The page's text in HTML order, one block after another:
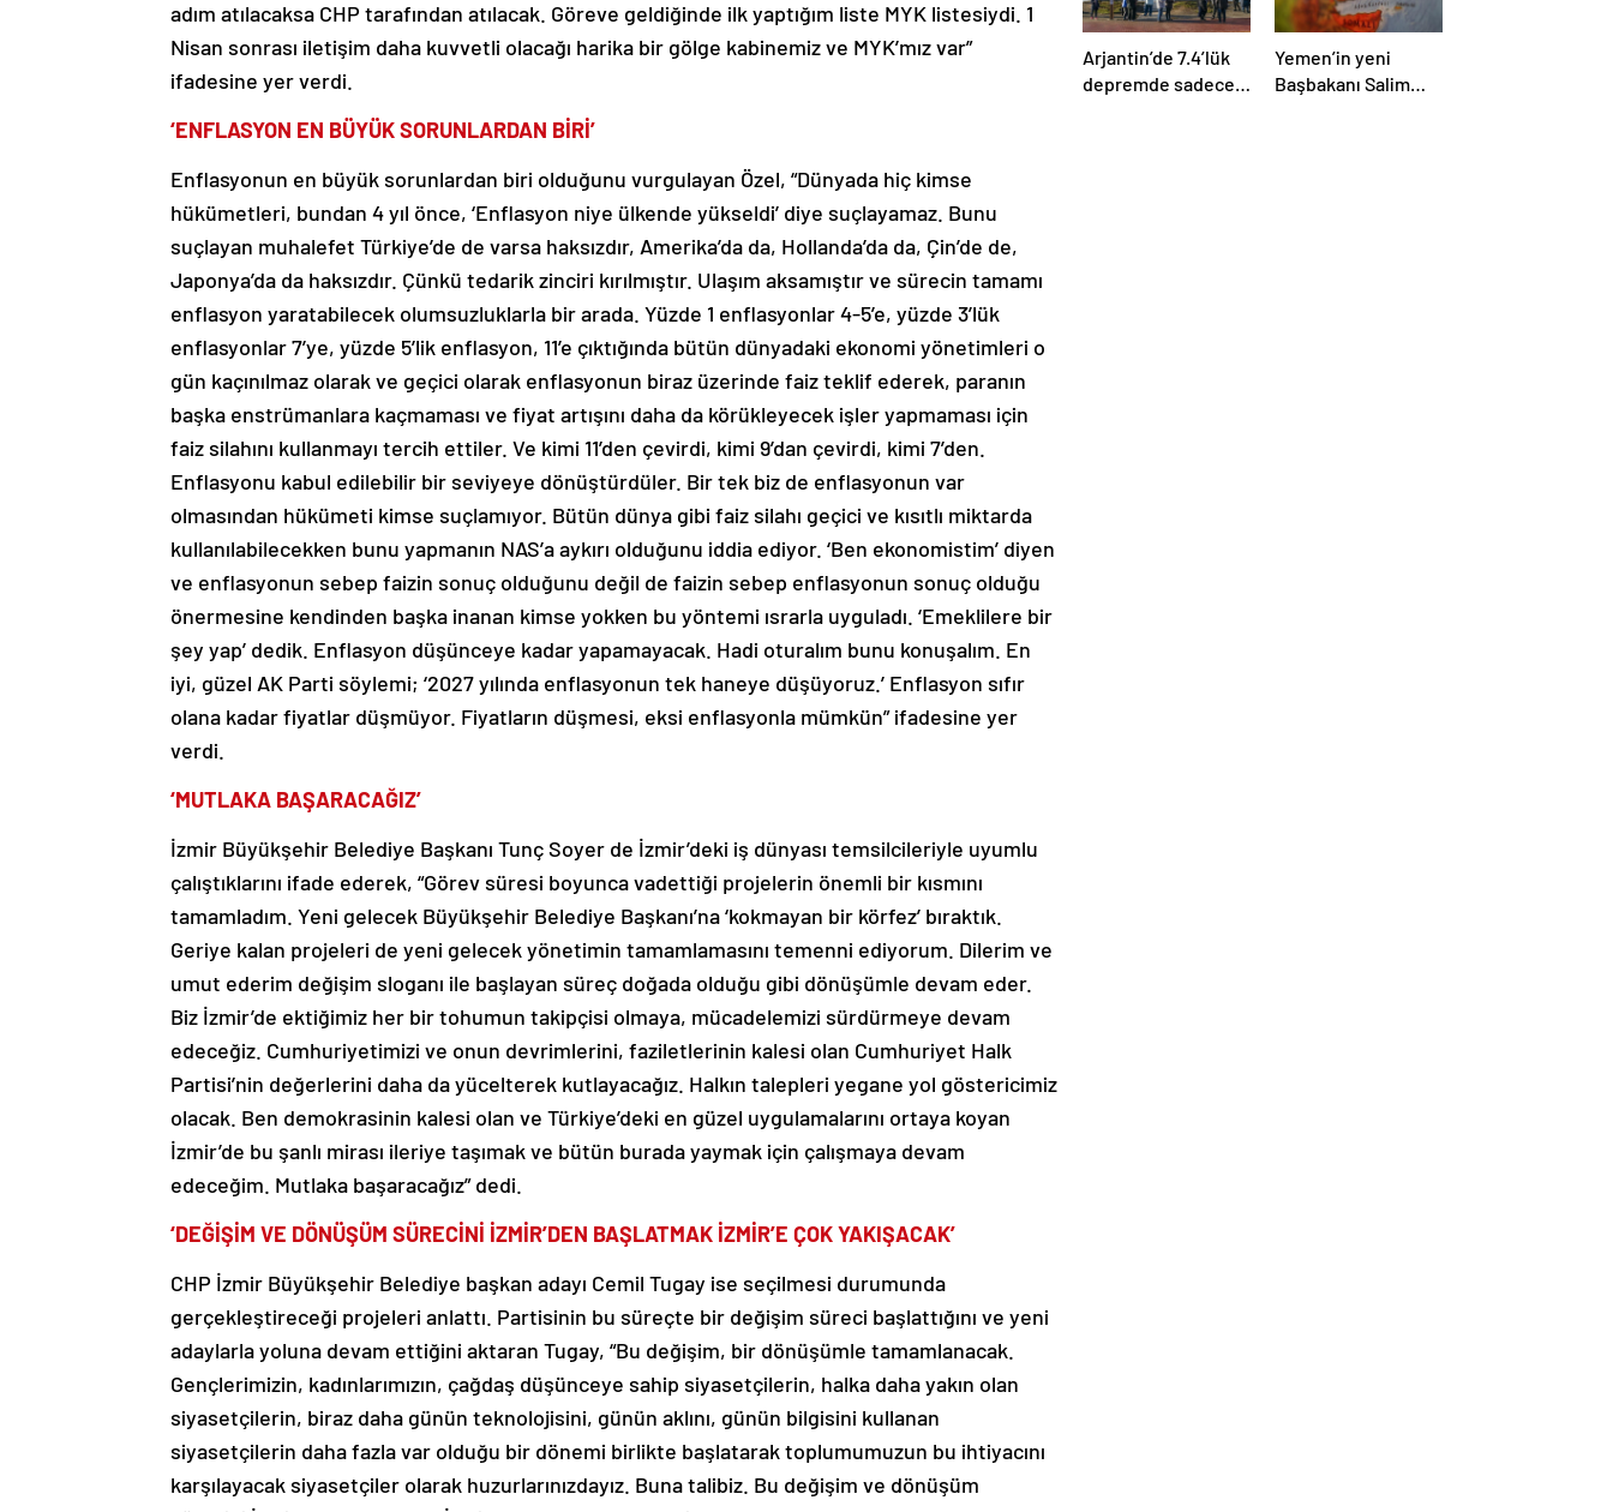
adım atılacaksa CHP tarafından atılacak. Göreve geldiğinde ilk yaptığım liste MYK listesiydi. 1
Nisan sonrası iletişim daha kuvvetli olacağı harika bir gölge kabinemiz ve MYK’mız var”
ifadesine yer verdi.
‘ENFLASYON EN BÜYÜK SORUNLARDAN BİRİ’
Enflasyonun en büyük sorunlardan biri olduğunu vurgulayan Özel, “Dünyada hiç kimse
hükümetleri, bundan 4 yıl önce, ‘Enflasyon niye ülkende yükseldi’ diye suçlayamaz. Bunu
suçlayan muhalefet Türkiye’de de varsa haksızdır, Amerika’da da, Hollanda’da da, Çin’de de,
Japonya’da da haksızdır. Çünkü tedarik zinciri kırılmıştır. Ulaşım aksamıştır ve sürecin tamamı
enflasyon yaratabilecek olumsuzluklarla bir arada. Yüzde 1 enflasyonlar 4-5’e, yüzde 3’lük
enflasyonlar 7’ye, yüzde 5’lik enflasyon, 11’e çıktığında bütün dünyadaki ekonomi yönetimleri o
gün kaçınılmaz olarak ve geçici olarak enflasyonun biraz üzerinde faiz teklif ederek, paranın
başka enstrümanlara kaçmaması ve fiyat artışını daha da körükleyecek işler yapmaması için
faiz silahını kullanmayı tercih ettiler. Ve kimi 11’den çevirdi, kimi 9’dan çevirdi, kimi 7’den.
Enflasyonu kabul edilebilir bir seviyeye dönüştürdüler. Bir tek biz de enflasyonun var
olmasından hükümeti kimse suçlamıyor. Bütün dünya gibi faiz silahı geçici ve kısıtlı miktarda
kullanılabilecekken bunu yapmanın NAS’a aykırı olduğunu iddia ediyor. ‘Ben ekonomistim’ diyen
ve enflasyonun sebep faizin sonuç olduğunu değil de faizin sebep enflasyonun sonuç olduğu
önermesine kendinden başka inanan kimse yokken bu yöntemi ısrarla uyguladı. ‘Emeklilere bir
şey yap’ dedik. Enflasyon düşünceye kadar yapamayacak. Hadi oturalım bunu konuşalım. En
iyi, güzel AK Parti söylemi; ‘2027 yılında enflasyonun tek haneye düşüyoruz.’ Enflasyon sıfır
olana kadar fiyatlar düşmüyor. Fiyatların düşmesi, eksi enflasyonla mümkün” ifadesine yer
verdi.
‘MUTLAKA BAŞARACAĞIZ’
İzmir Büyükşehir Belediye Başkanı Tunç Soyer de İzmir’deki iş dünyası temsilcileriyle uyumlu
çalıştıklarını ifade ederek, “Görev süresi boyunca vadettiği projelerin önemli bir kısmını
tamamladım. Yeni gelecek Büyükşehir Belediye Başkanı’na ‘kokmayan bir körfez’ bıraktık.
Geriye kalan projeleri de yeni gelecek yönetimin tamamlamasını temenni ediyorum. Dilerim ve
umut ederim değişim sloganı ile başlayan süreç doğada olduğu gibi dönüşümle devam eder.
Biz İzmir’de ektiğimiz her bir tohumun takipçisi olmaya, mücadelemizi sürdürmeye devam
edeceğiz. Cumhuriyetimizi ve onun devrimlerini, faziletlerinin kalesi olan Cumhuriyet Halk
Partisi’nin değerlerini daha da yücelterek kutlayacağız. Halkın talepleri yegane yol göstericimiz
olacak. Ben demokrasinin kalesi olan ve Türkiye’deki en güzel uygulamalarını ortaya koyan
İzmir’de bu şanlı mirası ileriye taşımak ve bütün burada yaymak için çalışmaya devam
edeceğim. Mutlaka başaracağız” dedi.
‘DEĞİŞİM VE DÖNÜŞÜM SÜRECİNİ İZMİR’DEN BAŞLATMAK İZMİR’E ÇOK YAKIŞACAK’
CHP İzmir Büyükşehir Belediye başkan adayı Cemil Tugay ise seçilmesi durumunda
gerçekleştireceği projeleri anlattı. Partisinin bu süreçte bir değişim süreci başlattığını ve yeni
adaylarla yoluna devam ettiğini aktaran Tugay, “Bu değişim, bir dönüşümle tamamlanacak.
Gençlerimizin, kadınlarımızın, çağdaş düşünceye sahip siyasetçilerin, halka daha yakın olan
siyasetçilerin, biraz daha günün teknolojisini, günün aklını, günün bilgisini kullanan
siyasetçilerin daha fazla var olduğu bir dönemi birlikte başlatarak toplumumuzun bu ihtiyacını
karşılayacak siyasetçiler olarak huzurlarınızdayız. Buna talibiz. Bu değişim ve dönüşüm
Arjantin’de 7.4’lük
depremde sadece
Yemen’in yeni
Başbakanı Salim